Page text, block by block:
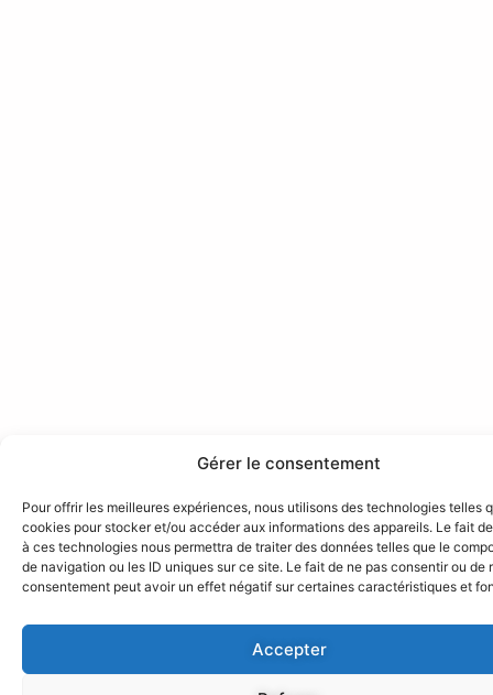
Gérer le consentement
Pour offrir les meilleures expériences, nous utilisons des technologies telles
cookies pour stocker et/ou accéder aux informations des appareils. Le fait
à ces technologies nous permettra de traiter des données telles que le
de navigation ou les ID uniques sur ce site. Le fait de ne pas consentir ou de
consentement peut avoir un effet négatif sur certaines caractéristiques et
Accepter